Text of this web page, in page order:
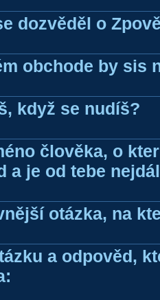
dozvěděl o
obchode by sis
když se nudíš?
člověka, o
a je od tebe
otázka, na
a odpověd,